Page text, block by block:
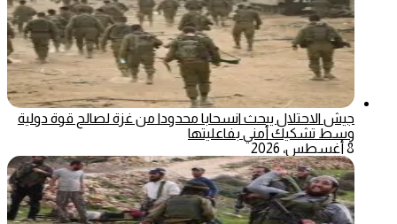
جيش الاحتلال يبحث انسحابا محدودا من غزة لصالح قوة دولية
وسط تشكيك أمني بفاعليتها
8 أغسطس، 2026